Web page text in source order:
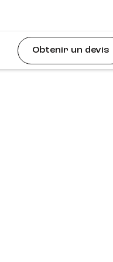
Obtenir un devis